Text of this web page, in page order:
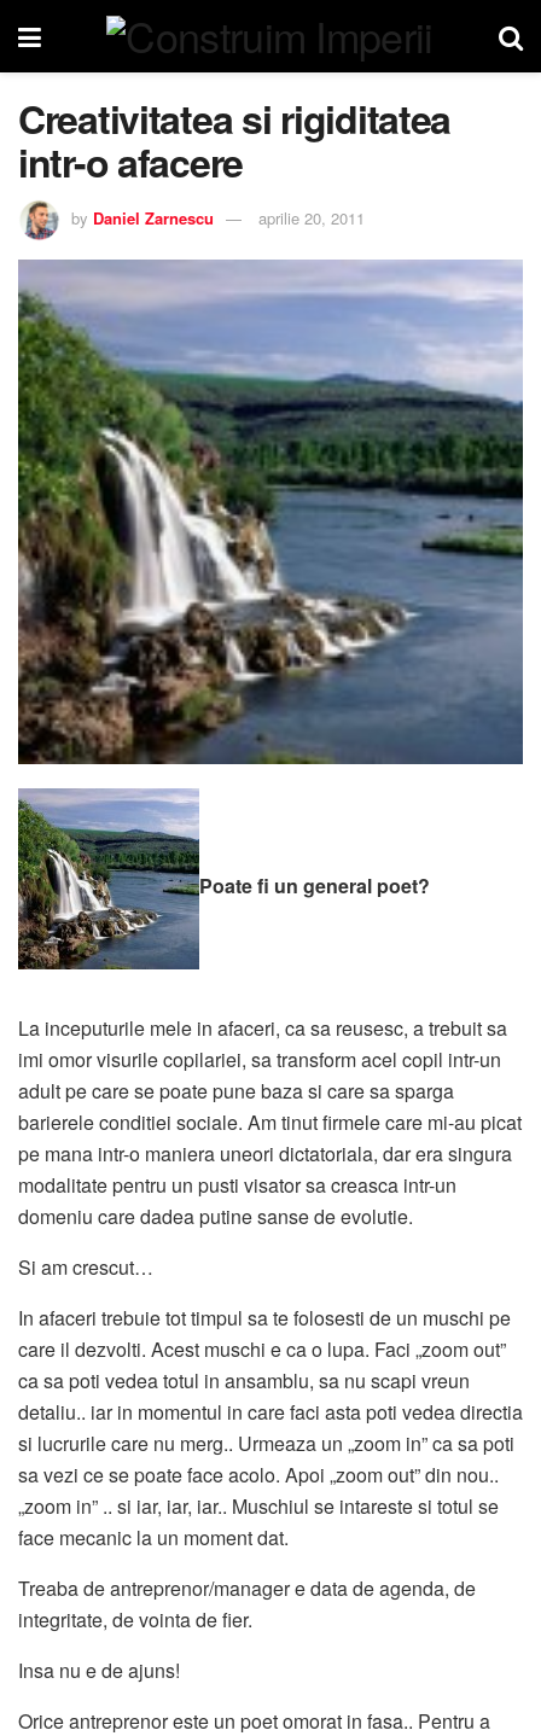
Creativitatea si rigiditatea
intr-o afacere
by Daniel Zarnescu aprilie 20, 2011
Poate fi un general poet?
La inceputurile mele in afaceri, ca sa reusesc, a trebuit sa
imi omor visurile copilariei, sa transform acel copil intr-un
adult pe care se poate pune baza si care sa sparga
barierele conditiei sociale. Am tinut firmele care mi-au picat
pe mana intr-o maniera uneori dictatoriala, dar era singura
modalitate pentru un pusti visator sa creasca intr-un
domeniu care dadea putine sanse de evolutie.
Si am crescut…
In afaceri trebuie tot timpul sa te folosesti de un muschi pe
care il dezvolti. Acest muschi e ca o lupa. Faci „zoom out”
ca sa poti vedea totul in ansamblu, sa nu scapi vreun
detaliu.. iar in momentul in care faci asta poti vedea directia
si lucrurile care nu merg.. Urmeaza un „zoom in” ca sa poti
sa vezi ce se poate face acolo. Apoi „zoom out” din nou..
„zoom in” .. si iar, iar, iar.. Muschiul se intareste si totul se
face mecanic la un moment dat.
Treaba de antreprenor/manager e data de agenda, de
integritate, de vointa de fier.
Insa nu e de ajuns!
Orice antreprenor este un poet omorat in fasa.. Pentru a